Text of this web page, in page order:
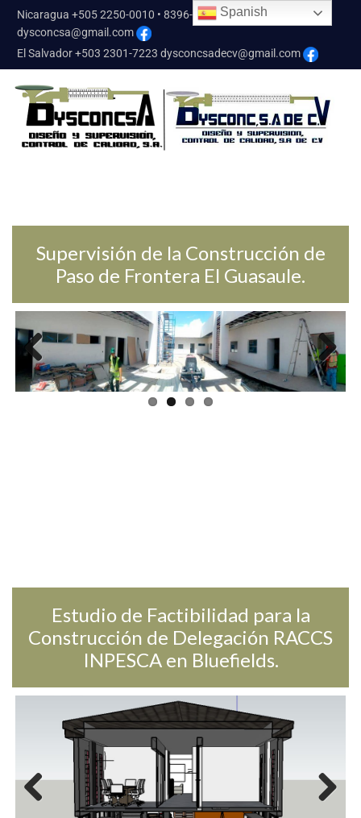
Nicaragua +505 2250-0010 • 8396-9772 Mov.
dysconcsa@gmail.com
El Salvador +503 2301-7223 dysconcsadecv@gmail.com
Supervisión de la Construcción de
Paso de Frontera El Guasaule.
Previ
ous
Next
Estudio de Factibilidad para la
Construcción de Delegación RACCS
INPESCA en Bluefields.
Spanish